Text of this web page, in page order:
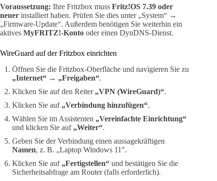
Voraussetzung: Ihre Fritzbox muss Fritz!OS 7.39 oder
neuer installiert haben. Prüfen Sie dies unter „System“ →
„Firmware-Update“. Außerdem benötigen Sie weiterhin ein
aktives MyFRITZ!-Konto oder einen DynDNS-Dienst.
WireGuard auf der Fritzbox einrichten
Öffnen Sie die Fritzbox-Oberfläche und navigieren Sie zu
„Internet“ → „Freigaben“.
Klicken Sie auf den Reiter „VPN (WireGuard)“.
Klicken Sie auf „Verbindung hinzufügen“.
Wählen Sie im Assistenten „Vereinfachte Einrichtung“
und klicken Sie auf „Weiter“.
Geben Sie der Verbindung einen aussagekräftigen
Namen, z. B. „Laptop Windows 11″.
Klicken Sie auf „Fertigstellen“ und bestätigen Sie die
Sicherheitsabfrage am Router (falls erforderlich).